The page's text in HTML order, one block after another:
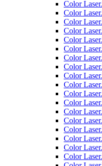
Color
Color
Color
Color
Color
Color
Color
Color
Color
Color
Color
Color
Color
Color
Color
Color
Color
Color